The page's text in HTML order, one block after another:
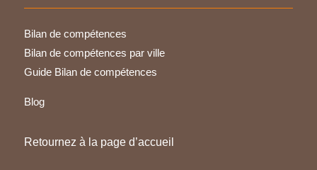
Bilan de compétences
Bilan de compétences par ville
Guide Bilan de compétences
Blog
Retournez à la page d’accueil